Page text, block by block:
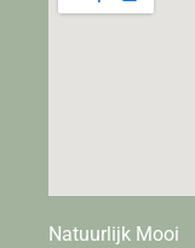
Natuurlijk Mooi